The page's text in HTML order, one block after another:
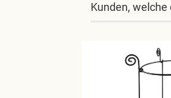
Kunden,